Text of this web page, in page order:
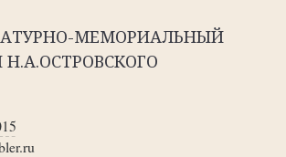
МЕМОРИАЛЬНЫЙ
Н.А.ОСТРОВСКОГО